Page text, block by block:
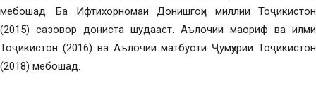
мебошад. Ба Ифтихорномаи Донишгоҳи миллии Тоҷикистон
(2015) сазовор дониста шудааст. Аълочии маориф ва илми
Тоҷикистон (2016) ва Аълочии матбуоти Ҷумҳурии Тоҷикистон
(2018) мебошад.